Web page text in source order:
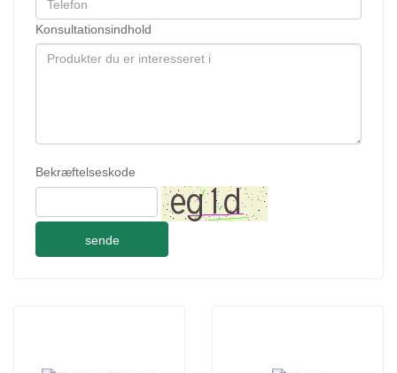
Konsultationsindhold
Bekræftelseskode
sende